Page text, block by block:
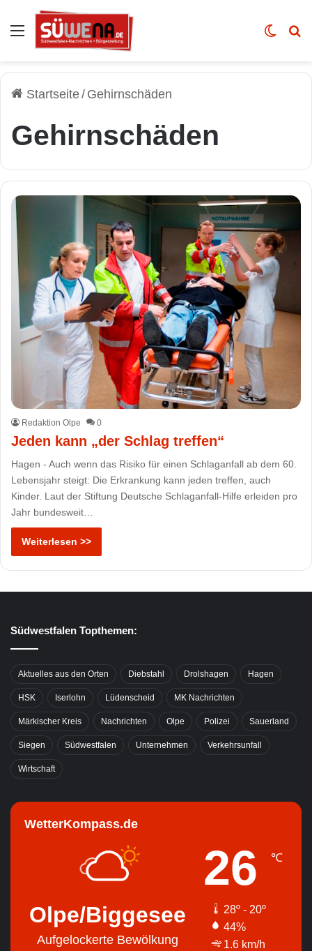
Auswahl Skin
Startseite/ Gehirnschäden
Gehirnschäden
Redaktion Olpe 0
Jeden kann „der Schlag treffen“
Hagen - Auch wenn das Risiko für einen Schlaganfall ab dem 60.
Lebensjahr steigt: Die Erkrankung kann jeden treffen, auch
Kinder. Laut der Stiftung Deutsche Schlaganfall-Hilfe erleiden pro
Jahr bundesweit…
Weiterlesen >>
Südwestfalen Topthemen:
Aktuelles aus den Orten Diebstahl Drolshagen Hagen
HSK Iserlohn Lüdenscheid MK Nachrichten
Märkischer Kreis Nachrichten Olpe Polizei Sauerland
Siegen Südwestfalen Unternehmen Verkehrsunfall
Wirtschaft
WetterKompass.de
Olpe/Biggesee
Aufgelockerte Bewölkung
26 ℃
28º - 20º
44%
1.6 km/h